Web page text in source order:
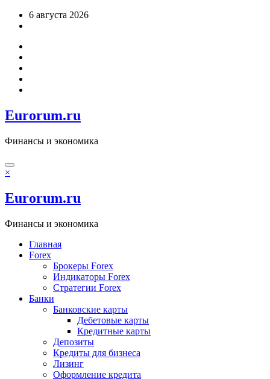
Перейти6 августа 2026
Eurorum.ru
Финансы и экономика
×
Eurorum.ru
Финансы и экономика
Главная
Forex
Брокеры Forex
Индикаторы Forex
Стратегии Forex
Банки
Банковские карты
Дебетовые карты
Кредитные карты
Депозиты
Кредиты для бизнеса
Лизинг
Оформление кредита